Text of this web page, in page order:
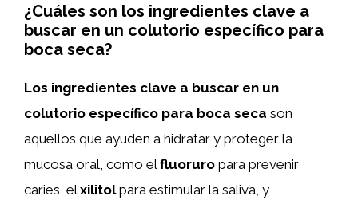
¿Cuáles son los ingredientes clave a
buscar en un colutorio específico para
boca seca?
Los ingredientes clave a buscar en un
colutorio específico para boca seca son
aquellos que ayuden a hidratar y proteger la
mucosa oral, como elfluoruro para prevenir
caries, elxilitolpara estimular la saliva, y